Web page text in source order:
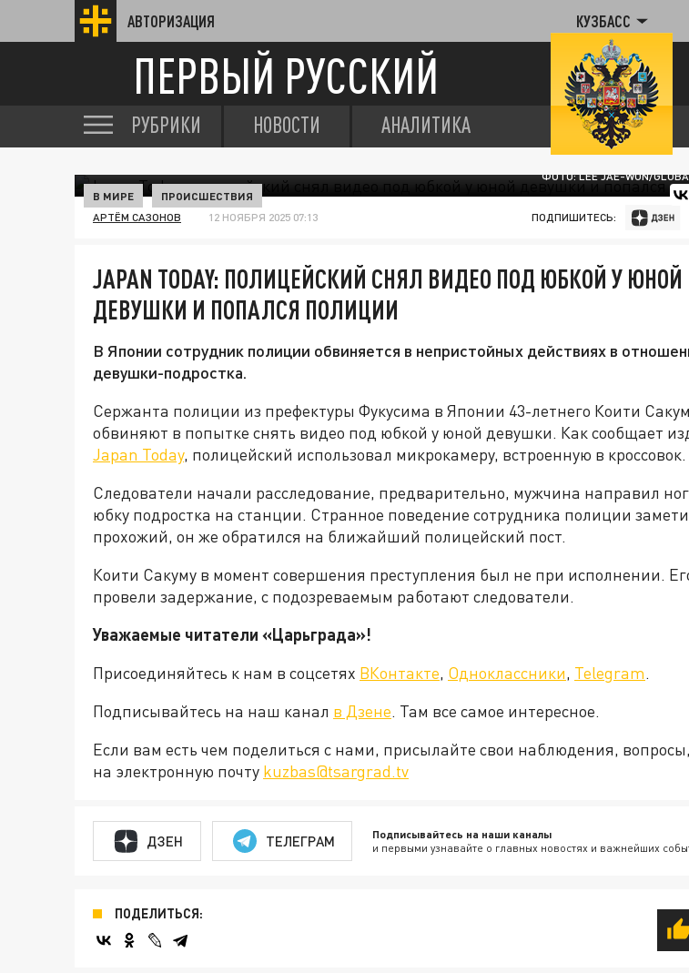
АВТОРИЗАЦИЯ КУЗБАСС
ПЕРВЫЙ РУССКИЙ
РУБРИКИ НОВОСТИ АНАЛИТИКА
ФОТО: LEE JAE-WON/
В МИРЕ ПРОИСШЕСТВИЯ
АРТЁМ САЗОНОВ 12 НОЯБРЯ 2025 07:13 ПОДПИШИТЕСЬ:
JAPAN TODAY: ПОЛИЦЕЙСКИЙ СНЯЛ ВИДЕО ПОД ЮБКОЙ У ЮНОЙ
ДЕВУШКИ И ПОПАЛСЯ ПОЛИЦИИ
В Японии сотрудник полиции обвиняется в непристойных действиях в
девушки-подростка.
Сержанта полиции из префектуры Фукусима в Японии 43-летнего Коити
обвиняют в попытке снять видео под юбкой у юной девушки. Как сообщает
Japan Today, полицейский использовал микрокамеру, встроенную в кроссовок.
Следователи начали расследование, предварительно, мужчина направил
юбку подростка на станции. Странное поведение сотрудника полиции
прохожий, он же обратился на ближайший полицейский пост.
Коити Сакуму в момент совершения преступления был не при исполнении.
провели задержание, с подозреваемым работают следователи.
Уважаемые читатели «Царьграда»!
Присоединяйтесь к нам в соцсетях ВКонтакте, Одноклассники, Telegram.
Подписывайтесь на наш канал в Дзене. Там все самое интересное.
Если вам есть чем поделиться с нами, присылайте свои наблюдения,
на электронную почту kuzbas@tsargrad.tv
ДЗЕН ТЕЛЕГРАМ Подписывайтесь на наши каналы
и первыми узнавайте о главных новостях и важнейших
ПОДЕЛИТЬСЯ: